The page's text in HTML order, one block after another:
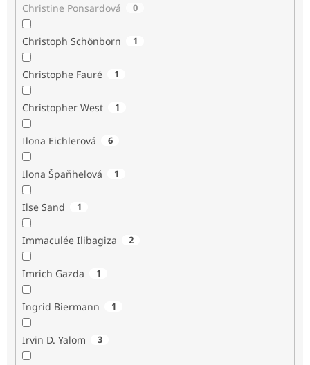
Christine Ponsardová 0
Christoph Schönborn 1
Christophe Fauré 1
Christopher West 1
Ilona Eichlerová 6
Ilona Špaňhelová 1
Ilse Sand 1
Immaculée Ilibagiza 2
Imrich Gazda 1
Ingrid Biermann 1
Irvin D. Yalom 3